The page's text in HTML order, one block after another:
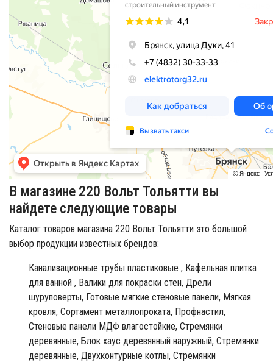
В магазине 220 Вольт Тольятти вы
найдете следующие товары
Каталог товаров магазина 220 Вольт Тольятти это большой
выбор продукции известных брендов:
Канализационные трубы пластиковые , Кафельная плитка
для ванной , Валики для покраски стен, Дрели
шуруповерты, Готовые мягкие стеновые панели, Мягкая
кровля, Сортамент металлопроката, Профнастил,
Стеновые панели МДФ влагостойкие, Стремянки
деревянные, Блок хаус деревянный наружный, Стремянки
деревянные, Двухконтурные котлы, Стремянки